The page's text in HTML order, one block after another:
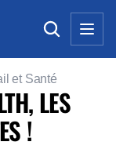
et Santé
LES
!